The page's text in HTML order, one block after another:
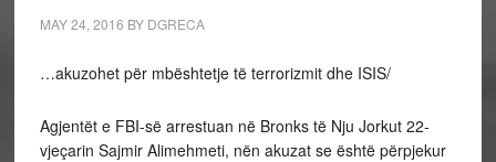
MAY 24, 2016 BY DGRECA
…akuzohet për mbështetje të terrorizmit dhe ISIS/
Agjentët e FBI-së arrestuan në Bronks të Nju Jorkut 22-
vjeçarin Sajmir Alimehmeti, nën akuzat se është përpjekur